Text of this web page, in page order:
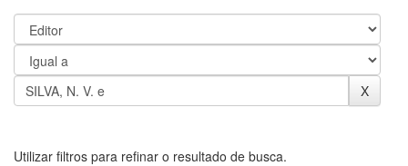
Utilizar filtros para refinar o resultado de busca.